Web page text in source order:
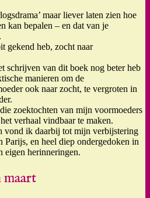
maar liever laten zien hoe
kan bepalen – en dat van je
gekend heb, zocht naar
schrijven van dit boek nog beter heb
manieren om de
ook naar zocht, te vergroten in
zoektochten van mijn voormoeders
verhaal vindbaar te maken.
vond ik daarbij tot mijn verbijstering
en heel diep ondergedoken in
eigen herinneringen.